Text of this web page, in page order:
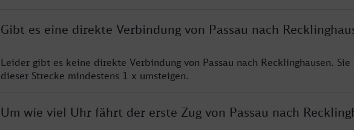
Gibt es eine direkte Verbindung von Passau nach
Leider gibt es keine direkte Verbindung von Passau nach Recklinghausen. Sie
dieser Strecke mindestens 1 x umsteigen.
Um wie viel Uhr fährt der erste Zug von Passau nach